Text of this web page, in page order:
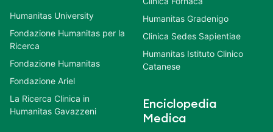
Humanitas University
Fondazione Humanitas per la
Ricerca
Fondazione Humanitas
Fondazione Ariel
La Ricerca Clinica in
Humanitas Gavazzeni
Humanitas Gradenigo
Clinica Sedes Sapientiae
Humanitas Istituto Clinico
Catanese
Enciclopedia
Medica